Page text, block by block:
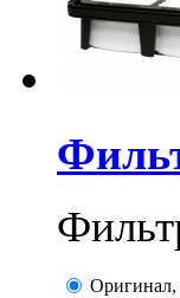
Оригинал,